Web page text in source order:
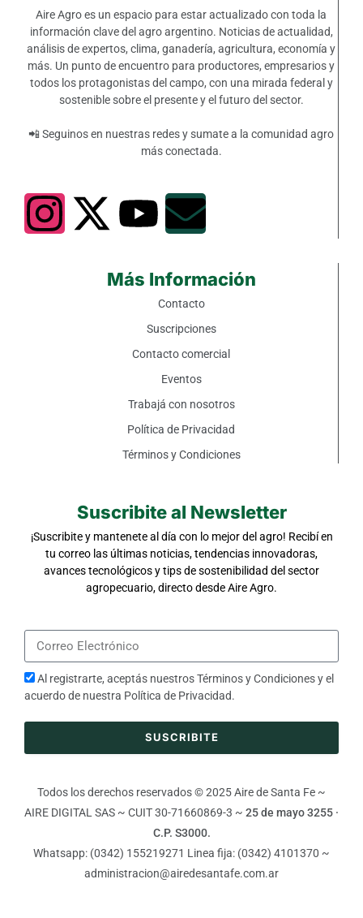
Aire Agro es un espacio para estar actualizado con toda la
información clave del agro argentino. Noticias de actualidad,
análisis de expertos, clima, ganadería, agricultura, economía y
más. Un punto de encuentro para productores, empresarios y
todos los protagonistas del campo, con una mirada federal y
sostenible sobre el presente y el futuro del sector.
📲 Seguinos en nuestras redes y sumate a la comunidad agro
más conectada.
Más Información
Contacto
Suscripciones
Contacto comercial
Eventos
Trabajá con nosotros
Política de Privacidad
Términos y Condiciones
Suscribite al Newsletter
¡Suscribite y mantenete al día con lo mejor del agro! Recibí en
tu correo las últimas noticias, tendencias innovadoras,
avances tecnológicos y tips de sostenibilidad del sector
agropecuario, directo desde Aire Agro.
Al registrarte, aceptás nuestrosTérminos y Condicionesy el
acuerdo de nuestra Política de Privacidad.
SUSCRIBITE
Todos los derechos reservados © 2025 Aire de Santa Fe ~
AIRE DIGITAL SAS ~ CUIT 30-71660869-3 ~ 25 de mayo 3255 ·
C.P. S3000.
Whatsapp: (0342) 155219271 Linea fija: (0342) 4101370 ~
administracion@airedesantafe.com.ar